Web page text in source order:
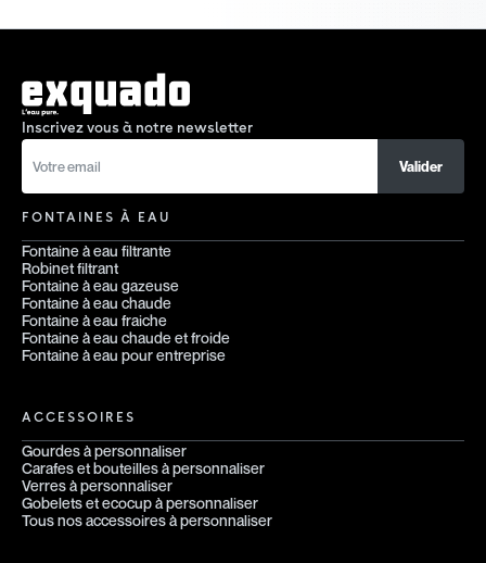
Inscrivez vous à notre newsletter
FONTAINES À EAU
Fontaine à eau filtrante
Robinet filtrant
Fontaine à eau gazeuse
Fontaine à eau chaude
Fontaine à eau fraiche
Fontaine à eau chaude et froide
Fontaine à eau pour entreprise
ACCESSOIRES
Gourdes à personnaliser
Carafes et bouteilles à personnaliser
Verres à personnaliser
Gobelets et ecocup à personnaliser
Tous nos accessoires à personnaliser